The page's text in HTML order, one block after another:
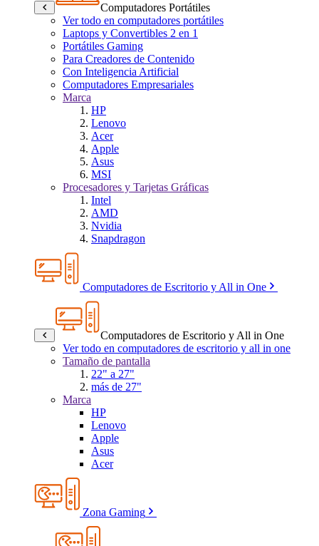
Computadores Portátiles
Ver todo en computadores portátiles
Laptops y Convertibles 2 en 1
Portátiles Gaming
Para Creadores de Contenido
Con Inteligencia Artificial
Computadores Empresariales
Marca
HP
Lenovo
Acer
Apple
Asus
MSI
Procesadores y Tarjetas Gráficas
Intel
AMD
Nvidia
Snapdragon
Computadores de Escritorio y All in One
Computadores de Escritorio y All in One
Ver todo en computadores de escritorio y all in one
Tamaño de pantalla
22" a 27"
más de 27"
Marca
HP
Lenovo
Apple
Asus
Acer
Zona Gaming